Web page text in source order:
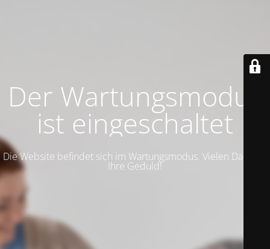
Der Wartungsmodus
ist eingeschaltet
Die Website befindet sich im Wartungsmodus. Vielen Dank für
Ihre Geduld!